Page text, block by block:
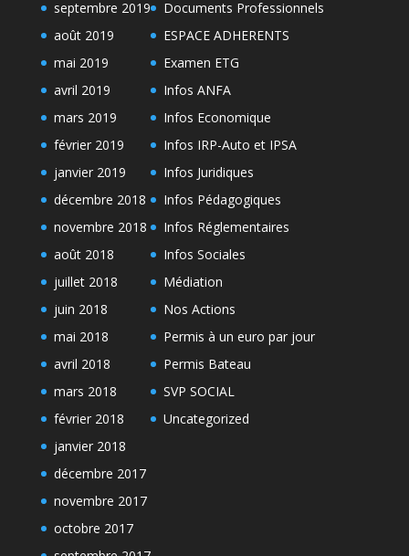
septembre 2019
août 2019
mai 2019
avril 2019
mars 2019
février 2019
janvier 2019
décembre 2018
novembre 2018
août 2018
juillet 2018
juin 2018
mai 2018
avril 2018
mars 2018
février 2018
janvier 2018
décembre 2017
novembre 2017
octobre 2017
Documents Professionnels
ESPACE ADHERENTS
Examen ETG
Infos ANFA
Infos Economique
Infos IRP-Auto et IPSA
Infos Juridiques
Infos Pédagogiques
Infos Réglementaires
Infos Sociales
Médiation
Nos Actions
Permis à un euro par jour
Permis Bateau
SVP SOCIAL
Uncategorized